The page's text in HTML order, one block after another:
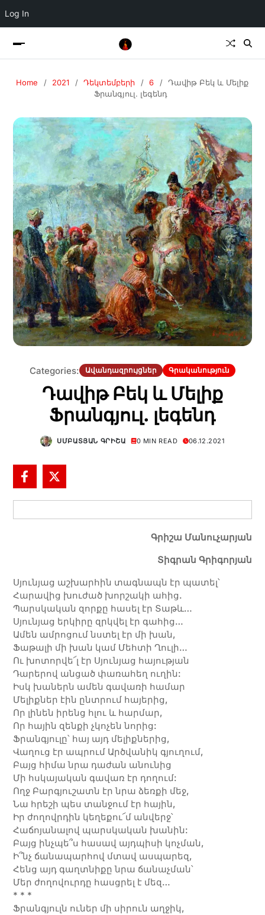
Log In
Home 2021 Դեկտեմբերի 6
Դավիթ Բեկ և Մելիք
Ֆրանգյուլ. լեգենդ
Categories: Ավանդազրույցներ Գրականություն
Դավիթ Բեկ և Մելիք
Ֆրանգյուլ. լեգենդ
ՍՄԲԱՏՅԱՆ ԳՐԻՇԱ 0 MIN READ 06.12.2021
Գրիշա Մանուչարյան
Տիգրան Գրիգորյան
Սյունյաց աշխարհին տագնապն էր պատել՝
Հարավից խուժած խորշակի ահից.
Պարսկական զորքը հասել էր Տաթև…
Սյունյաց երկիրը զրկվել էր գահից…
Ամեն ամրոցում նստել էր մի խան,
Ֆաթալի մի խան կամ Մեհտի Ղուլի…
Ու խոտորվե՜լ էր Սյունյաց հայության
Դարերով անցած փառահեղ ուղին:
Իսկ խաներն ամեն գավառի համար
Մելիքներ էին ընտրում հայերից,
Որ լինեն իրենց հլու և հարմար,
Որ հային զենքի չկոչեն նորից:
Ֆրանգյուլը՝ հայ այդ մելիքներից,
Վաղուց էր ապրում Արծվանիկ գյուղում,
Բայց հիմա նրա դաժան անունից
Մի հսկայական գավառ էր դողում:
Ողջ Բարգյուշատն էր նրա ձեռքի մեջ,
Նա հրեշի պես տանջում էր հային,
Իր ժողովրդին կեղեքու՜մ անվերջ՝
Հաճոյանալով պարսկական խանին:
Բայց ինչպե՞ս հասավ այդպիսի կոչման,
Ի՞նչ ճանապարհով մտավ ասպարեզ,
Հենց այդ գաղտնիքը նրա ճանաչման՝
Մեր ժողովուրդը հասցրել է մեզ…
* * *
Ֆրանգյուլն ուներ մի սիրուն աղջիկ,